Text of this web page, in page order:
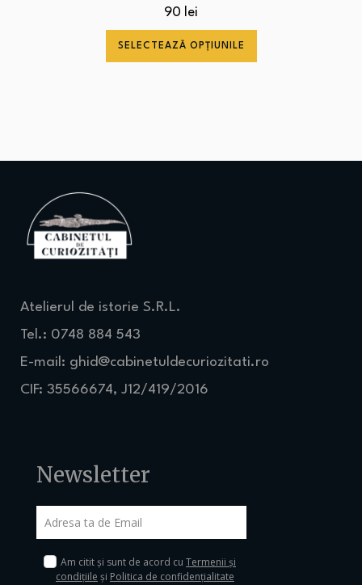
90 lei
SELECTEAZĂ OPȚIUNILE
Atelierul de istorie S.R.L.
Tel.: 0748 884 543
E-mail: ghid@cabinetuldecuriozitati.ro
CIF: 35566674, J12/419/2016
Newsletter
Am citit și sunt de acord cu Termenii și
condițiile și Politica de confidențialitate